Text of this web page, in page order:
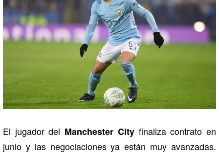
El jugador del Manchester Cityfinaliza contrato en
junio y las negociaciones ya están muy avanzadas.